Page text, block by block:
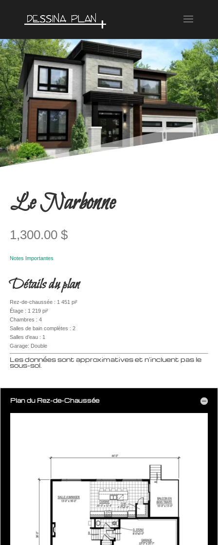
Le Narbonne
1,300.00 $
Notes Importantes
Détails du plan
Rez-de-chaussée : 1 451 pi²
Étage : 1 219 pi²
Chambres : 4
Salles de bain complètes : 2
Salles d’eau : 1
Garage: Double
Les données sont approximatives et n’incluent pas le
sous-sol.
Plan du Rez-de-Chaussée